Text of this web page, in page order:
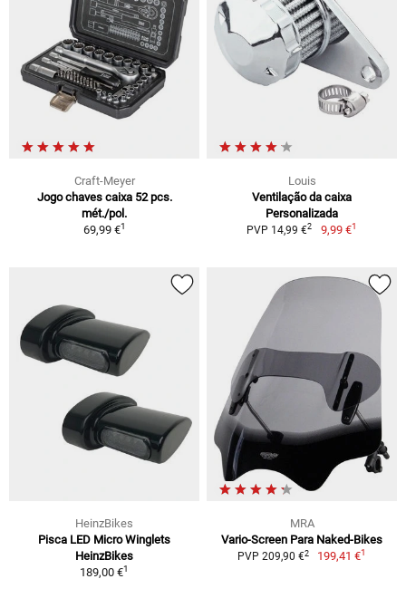
Craft-Meyer
Jogo chaves caixa 52 pcs.
mét./pol.
69,99 €1
Louis
Ventilação da caixa
Personalizada
PVP 14,99 €2 9,99 €1
HeinzBikes
Pisca LED Micro Winglets
HeinzBikes
189,00 €1
MRA
Vario-Screen Para Naked-Bikes
PVP 209,90 €2 199,41 €1